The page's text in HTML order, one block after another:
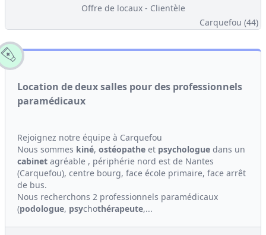
Offre de locaux - Clientèle
Carquefou (44)
Location de deux salles pour des professionnels
paramédicaux
Rejoignez notre équipe à Carquefou
Nous sommes kiné, ostéopathe et psychologue dans un
cabinet agréable , périphérie nord est de Nantes
(Carquefou), centre bourg, face école primaire, face arrêt
de bus.
Nous recherchons 2 professionnels paramédicaux
(podologue, psychothérapeute,...